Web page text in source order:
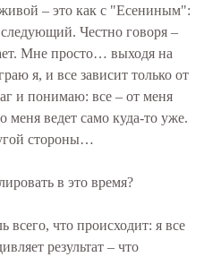
– это как с "Есениным":
Честно говоря –
Мне просто… выходя на
я, и все зависит только от
и понимаю: все – от меня
меня ведет само куда-то уже.
стороны…
в это время?
всего, что происходит: я все
результат – что